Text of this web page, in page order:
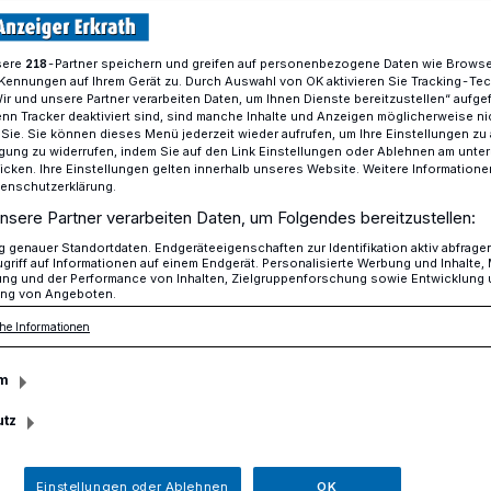
Stadtbücherei Erkrath
Runter vom Sofa
Vergnügen
Erkrath alle aktiven Menschen ab
Jahren zur kostenlosen
Veranstaltungsreihe „Runter vom
ins Lesecafé der Bücherei im
218-Partner speichern und greifen auf personenbezogene Daten wie
auf Ihrem Gerät zu. Durch Auswahl von OK aktivieren Sie Tracking-
und unsere Partner verarbeiten Daten, um Ihnen Dienste bereitzustellen“
Tracker deaktiviert sind, sind manche Inhalte und Anzeigen möglicherweise
Sie können dieses Menü jederzeit wieder aufrufen, um Ihre Einstellungen zu
zu widerrufen, indem Sie auf den Link Einstellungen oder Ablehnen am
Ihre Einstellungen gelten innerhalb unseres Website. Weitere
Partner verarbeiten Daten, um Folgendes bereitzustellen:
genauer Standortdaten. Endgeräteeigenschaften zur Identifikation aktiv
auf Informationen auf einem Endgerät. Personalisierte Werbung und Inhalte,
und der Performance von Inhalten, Zielgruppenforschung sowie Entwicklung
von Angeboten.
Informationen
Einstellungen oder Ablehnen OK